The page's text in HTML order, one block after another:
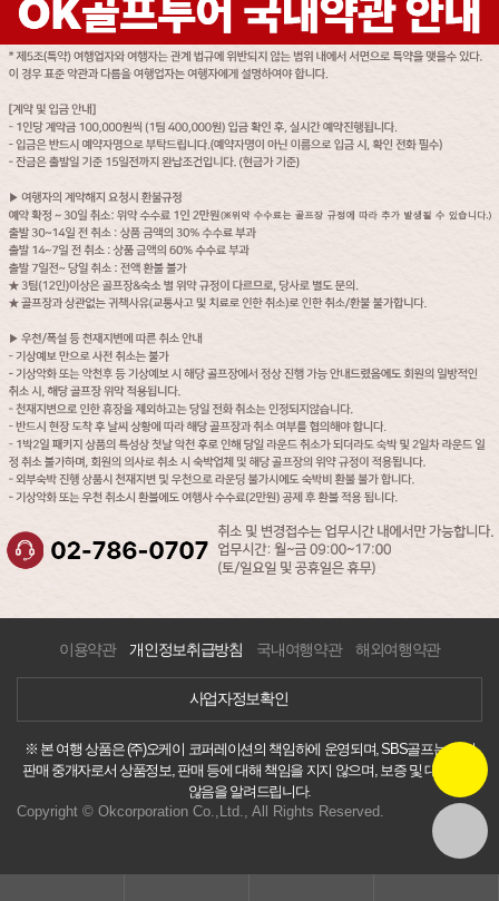
이용약관 개인정보취급방침 국내여행약관 해외여행약관
사업자정보확인
※ 본 여행 상품은 (주)오케이 코퍼레이션의 책임하에 운영되며, SBS골프는 통신
판매 중개자로서 상품정보, 판매 등에 대해 책임을 지지 않으며, 보증 및 대리하지
않음을 알려드립니다.
Copyright © Okcorporation Co.,Ltd., All Rights Reserved.